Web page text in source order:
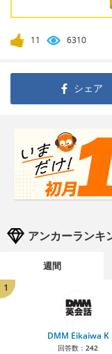
11 6310
シェア
アンカーランキ
週間
1
DMM Eikaiwa K
回答数： 242